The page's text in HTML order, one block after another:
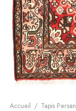
Accueil / Tapis Persan